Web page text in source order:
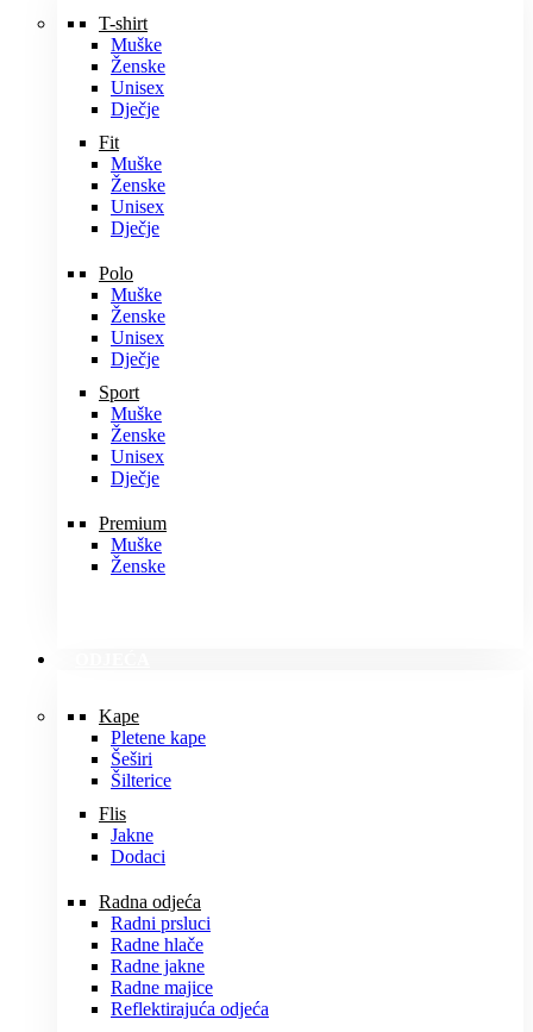
T-shirt
Muške
Ženske
Unisex
Dječje
Fit
Muške
Ženske
Unisex
Dječje
Polo
Muške
Ženske
Unisex
Dječje
Sport
Muške
Ženske
Unisex
Dječje
Premium
Muške
Ženske
Kape
Pletene kape
Šeširi
Šilterice
Flis
Jakne
Dodaci
Radna odjeća
Radni prsluci
Radne hlače
Radne jakne
Radne majice
Reflektirajuća odjeća